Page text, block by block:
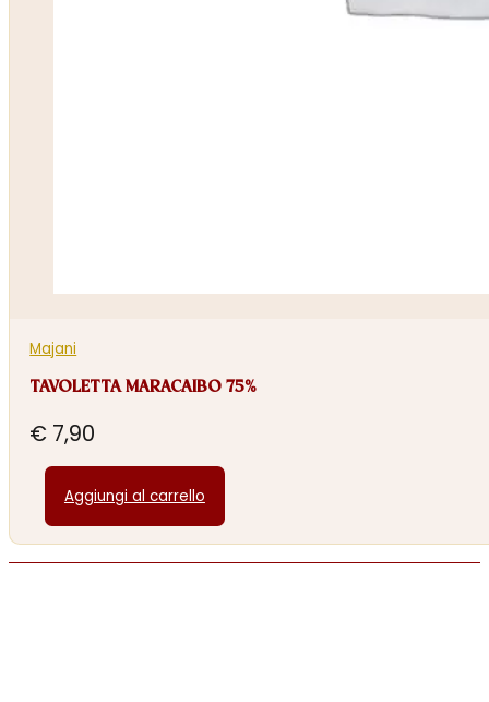
Majani
TAVOLETTA MARACAIBO 75%
€ 7,90
Aggiungi al carrello